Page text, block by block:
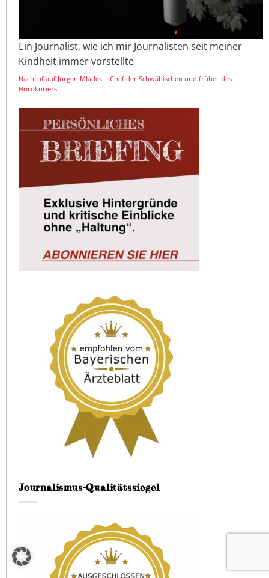
Ein Journalist, wie ich mir Journalisten seit meiner
Kindheit immer vorstellte
Nachruf auf Jürgen Mladek – Chef der Schwäbischen und früher des
Nordkuriers
Journalismus-Qualitätssiegel